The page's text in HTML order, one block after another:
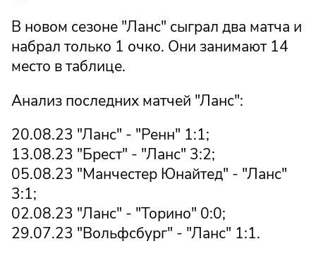
В новом сезоне "Ланс" сыграл два матча и
набрал только 1 очко. Они занимают 14
место в таблице.
Анализ последних матчей "Ланс":
20.08.23 "Ланс" - "Ренн" 1:1;
13.08.23 "Брест" - "Ланс" 3:2;
05.08.23 "Манчестер Юнайтед" - "Ланс"
3:1;
02.08.23 "Ланс" - "Торино" 0:0;
29.07.23 "Вольфсбург" - "Ланс" 1:1.